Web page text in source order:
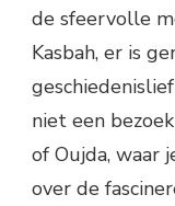
de sfeervolle
Kasbah, er is
niet een
of Oujda, waar
over de